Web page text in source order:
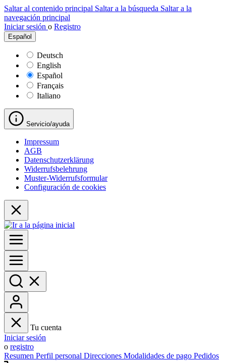
Saltar al contenido principal Saltar a la búsqueda Saltar a la
navegación principal
Iniciar sesión o Registro
Español
Deutsch
English
Español
Français
Italiano
Servicio/ayuda
Impressum
AGB
Datenschutzerklärung
Widerrufsbelehrung
Muster-Widerrufsformular
Configuración de cookies
Tu cuenta
Iniciar sesión
o registro
Resumen Perfil personal Direcciones Modalidades de pago Pedidos